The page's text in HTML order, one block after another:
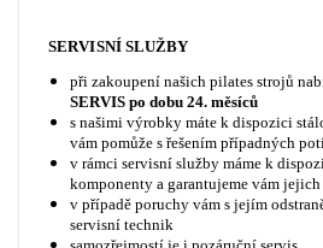
SERVISNÍ SLUŽBY
při zakoupení našich pilates strojů
SERVIS po dobu 24. měsíců
s našimi výrobky máte k dispozici
vám pomůže s řešením případných
v rámci servisní služby máme k
komponenty a garantujeme vám
v případě poruchy vám s jejím
servisní technik